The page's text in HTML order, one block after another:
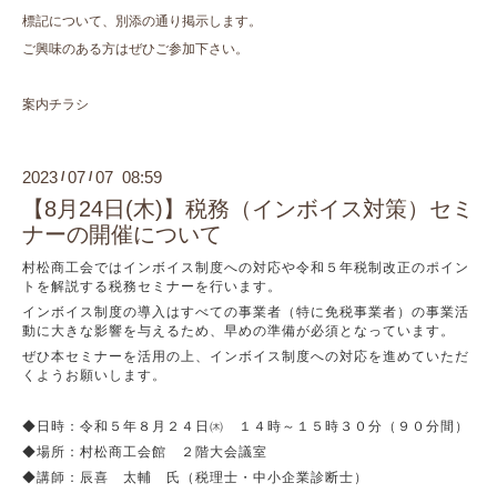
標記について、別添の通り掲示します。
ご興味のある方はぜひご参加下さい。
案内チラシ
2023 /07 /07 08:59
【8月24日(木)】税務（インボイス対策）セミ
ナーの開催について
村松商工会ではインボイス制度への対応や令和５年税制改正のポイン
トを解説する税務セミナーを行います。
インボイス制度の導入はすべての事業者（特に免税事業者）の事業活
動に大きな影響を与えるため、早めの準備が必須となっています。
ぜひ本セミナーを活用の上、インボイス制度への対応を進めていただ
くようお願いします。
◆日時：令和５年８月２４日㈭ １４時～１５時３０分（９０分間）
◆場所：村松商工会館 ２階大会議室
◆講師：辰喜 太輔 氏（税理士・中小企業診断士）